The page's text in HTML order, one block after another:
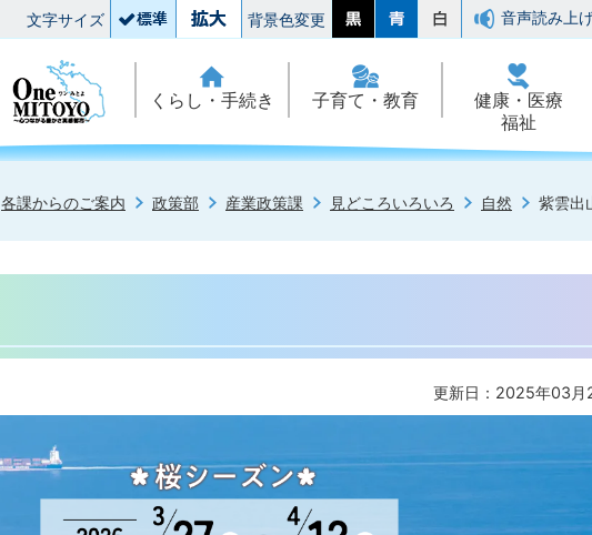
文字サイズ 背景色変更 音声読み上
くらし・手続き 子育て・教育
健康・医療
福祉
各課からのご案内 政策部 産業政策課 見どころいろいろ 自然 紫雲出
更新日：2025年03月